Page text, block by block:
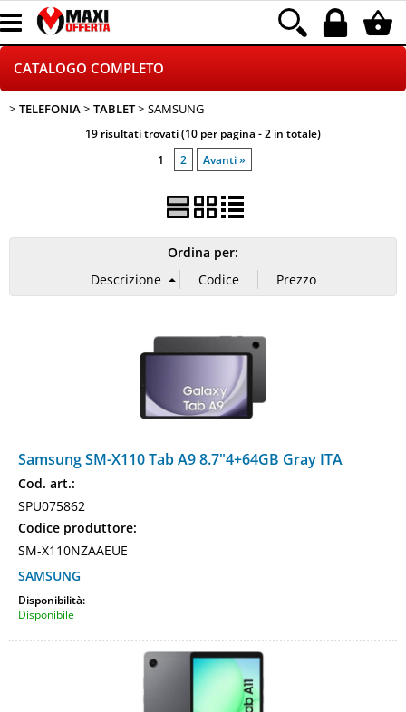
CATALOGO COMPLETO
GAMING
HOME E VIDEOSORVEGLIANZA
TELEFONIA TABLET SAMSUNG
19 risultati trovati (10 per pagina - 2 in totale)
1
2 Avanti »
Ordina per:
Samsung SM-X110 Tab A9 8.7"4+64GB Gray ITA
Cod. art.:
SPU075862
Codice produttore:
SM-X110NZAAEUE
SAMSUNG
Disponibilità:
Disponibile